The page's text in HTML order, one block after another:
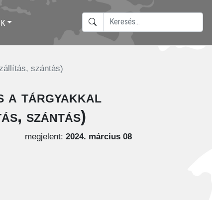
KERESÉS
szántás)
a tárgyakkal
szántás)
megjelent: 2024. március 08